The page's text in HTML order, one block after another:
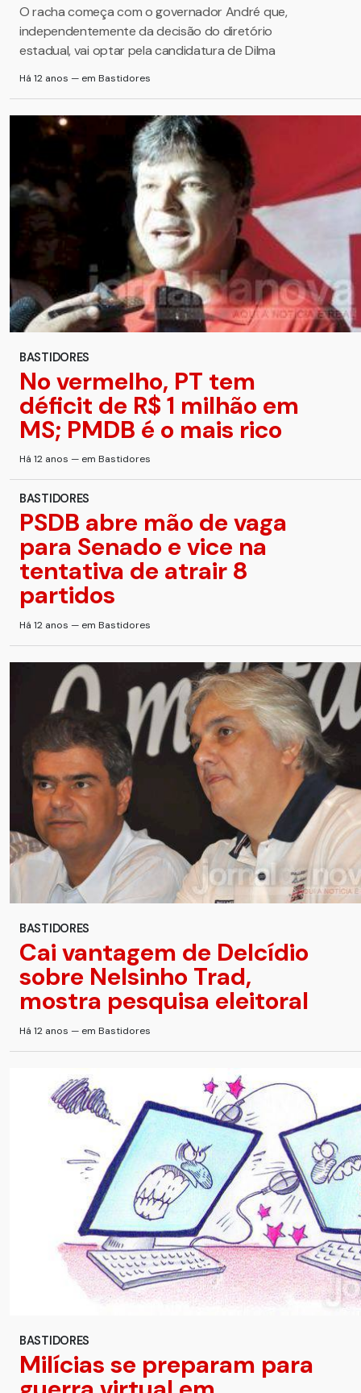
O racha começa com o governador André que,
independentemente da decisão do diretório
estadual, vai optar pela candidatura de Dilma
Há 12 anos — em Bastidores
BASTIDORES
No vermelho, PT tem
déficit de R$ 1 milhão em
MS; PMDB é o mais rico
Há 12 anos — em Bastidores
BASTIDORES
PSDB abre mão de vaga
para Senado e vice na
tentativa de atrair 8
partidos
Há 12 anos — em Bastidores
BASTIDORES
Cai vantagem de Delcídio
sobre Nelsinho Trad,
mostra pesquisa eleitoral
Há 12 anos — em Bastidores
BASTIDORES
Milícias se preparam para